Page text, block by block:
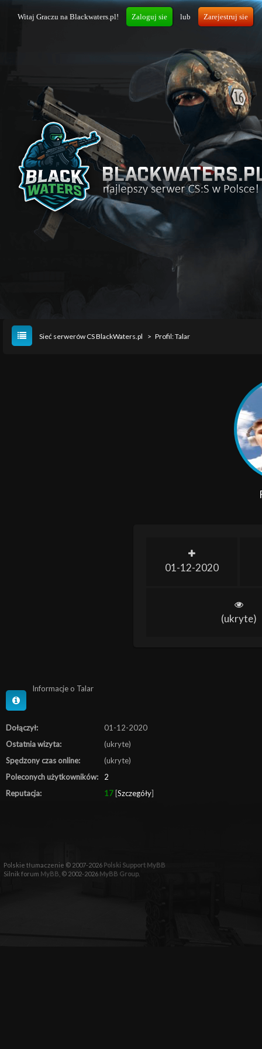
Witaj Graczu na Blackwaters.pl! Zaloguj sie lub Zarejestruj sie
Sieć serwerów CS BlackWaters.pl > Profil: Talar
01-12-2020
(ukryte)
Informacje o Talar
Dołączył:
01-12-2020
Ostatnia wizyta:
(ukryte)
Spędzony czas online:
(ukryte)
Poleconych użytkowników:
2
Reputacja:
17 [Szczegóły]
Polskie tłumaczenie © 2007-2026 Polski Support MyBB
Silnik forum MyBB , © 2002-2026 MyBB Group